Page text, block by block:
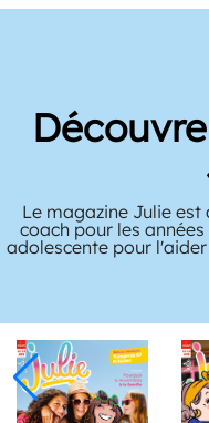
Le magazine Julie
coach pour les
adolescente pour